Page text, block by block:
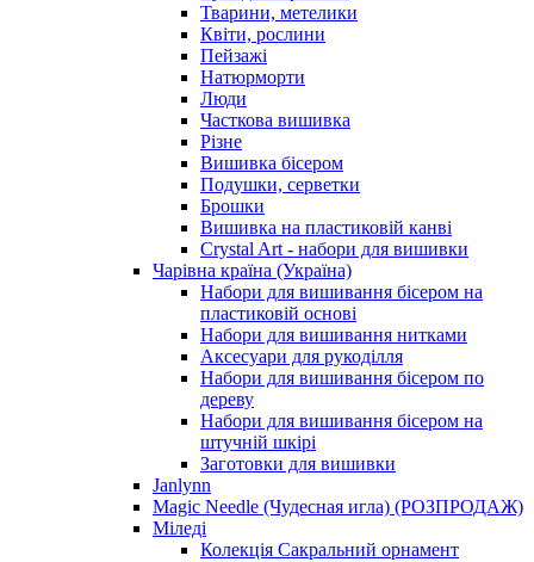
Тварини, метелики
Квіти, рослини
Пейзажі
Натюрморти
Люди
Часткова вишивка
Різне
Вишивка бісером
Подушки, серветки
Брошки
Вишивка на пластиковій канві
Crystal Art - набори для вишивки
Чарівна країна (Україна)
Набори для вишивання бісером на
пластиковій основі
Набори для вишивання нитками
Аксесуари для рукоділля
Набори для вишивання бісером по
дереву
Набори для вишивання бісером на
штучній шкірі
Заготовки для вишивки
Janlynn
Magic Needle (Чудесная игла) (РОЗПРОДАЖ)
Міледі
Колекція Сакральний орнамент